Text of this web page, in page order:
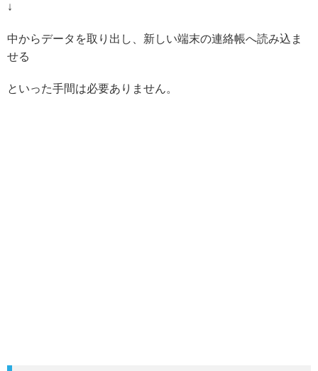
↓
中からデータを取り出し、新しい端末の連絡帳へ読み込ま
せる
といった手間は必要ありません。